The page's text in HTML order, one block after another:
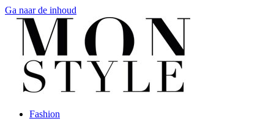
Ga naar de inhoud
Fashion